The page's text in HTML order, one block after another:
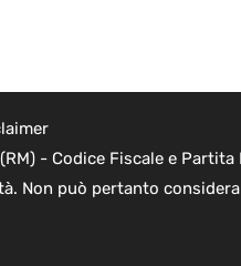
- Codice Fiscale e Partita
Non può pertanto